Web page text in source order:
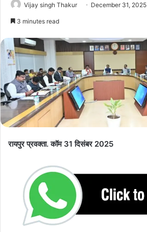
Vijay singh Thakur December 31, 2025
3 minutes read
रायपुर प्रवक्ता. कॉम 31 दिसंबर 2025